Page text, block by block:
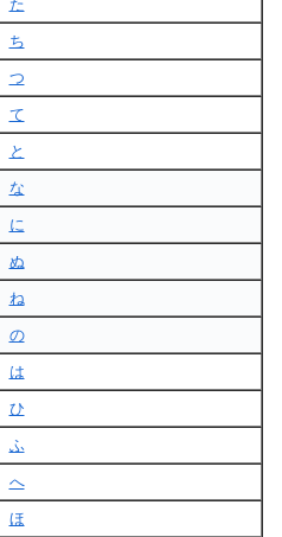
た
ち
つ
て
と
な
に
ぬ
ね
の
は
ひ
ふ
へ
ほ